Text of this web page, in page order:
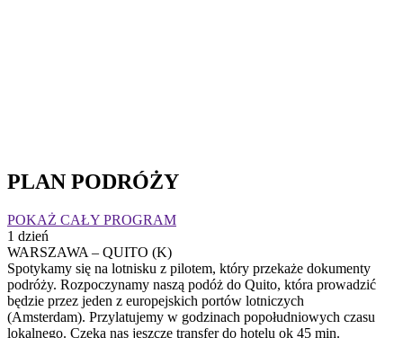
PLAN PODRÓŻY
POKAŻ CAŁY PROGRAM
1 dzień
WARSZAWA – QUITO (K)
Spotykamy się na lotnisku z pilotem, który przekaże dokumenty
podróży. Rozpoczynamy naszą podóż do Quito, która prowadzić
będzie przez jeden z europejskich portów lotniczych
(Amsterdam). Przylatujemy w godzinach popołudniowych czasu
lokalnego. Czeka nas jeszcze transfer do hotelu ok 45 min.